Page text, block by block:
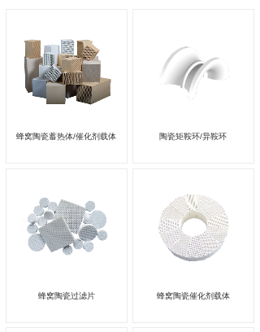
陶瓷矩鞍环/异鞍环
蜂窝陶瓷蓄热体/催化剂载体
蜂窝陶瓷催化剂载体
蜂窝陶瓷过滤片